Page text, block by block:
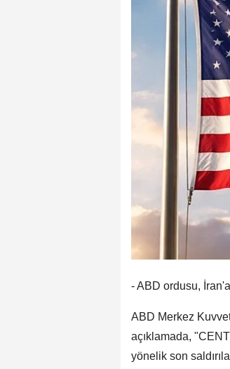
- ABD ordusu,
ABD Merkez
açıklamada,
yönelik son